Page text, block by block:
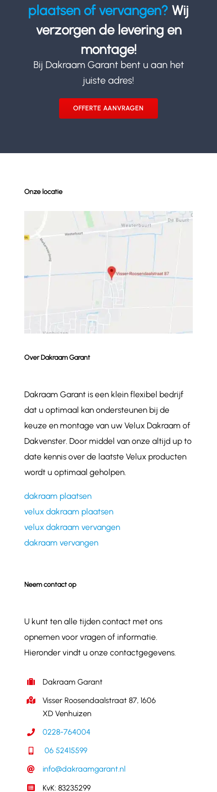
plaatsen of vervangen? Wij
verzorgen de levering en
montage!
Bij Dakraam Garant bent u aan het
juiste adres!
OFFERTE AANVRAGEN
Onze locatie
Over Dakraam Garant
Dakraam Garant is een klein flexibel bedrijf
dat u optimaal kan ondersteunen bij de
keuze en montage van uw Velux Dakraam of
Dakvenster. Door middel van onze altijd up to
date kennis over de laatste Velux producten
wordt u optimaal geholpen.
dakraam plaatsen
velux dakraam plaatsen
velux dakraam vervangen
dakraam vervangen
Neem contact op
U kunt ten alle tijden contact met ons
opnemen voor vragen of informatie.
Hieronder vindt u onze contactgegevens.
Dakraam Garant
Visser Roosendaalstraat 87, 1606
XD Venhuizen
0228-764004
06 52415599
info@dakraamgarant.nl
KvK: 83235299